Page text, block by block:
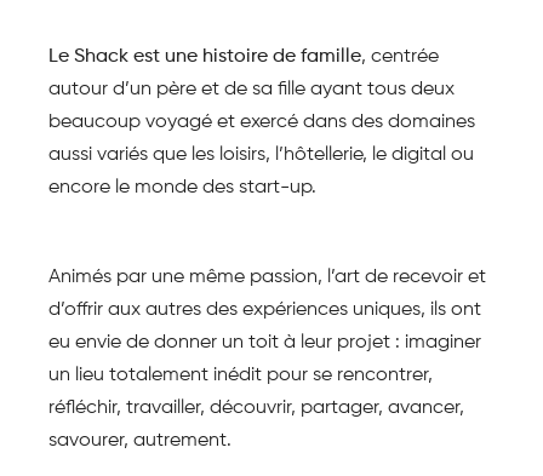
Le Shack est une histoire de famille, centrée
autour d’un père et de sa fille ayant tous deux
beaucoup voyagé et exercé dans des domaines
aussi variés que les loisirs, l’hôtellerie, le digital ou
encore le monde des start-up.
Animés par une même passion, l’art de recevoir et
d’offrir aux autres des expériences uniques, ils ont
eu envie de donner un toit à leur projet : imaginer
un lieu totalement inédit pour se rencontrer,
réfléchir, travailler, découvrir, partager, avancer,
savourer, autrement.